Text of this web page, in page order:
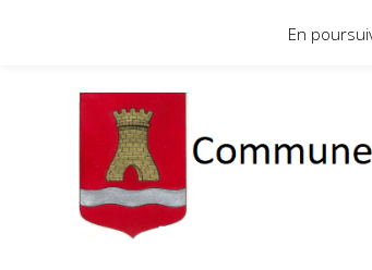
Site officiel de la commune de
En